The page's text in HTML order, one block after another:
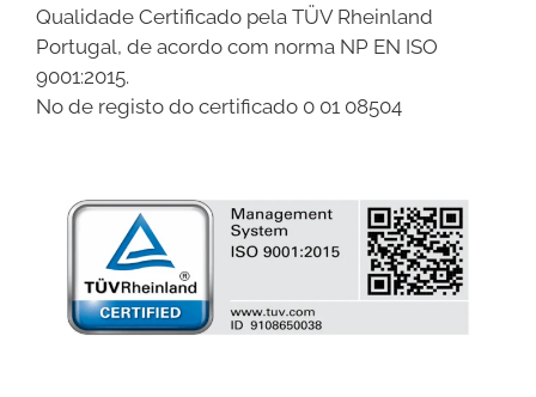
Qualidade Certificado pela TÜV Rheinland
Portugal, de acordo com norma NP EN ISO
9001:2015.
No de registo do certificado 0 01 08504